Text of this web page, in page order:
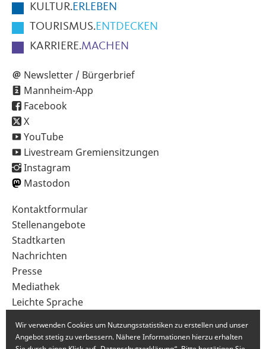
KULTUR.ERLEBEN
TOURISMUS.ENTDECKEN
KARRIERE.MACHEN
Newsletter / Bürgerbrief
Mannheim-App
Facebook
X
YouTube
Livestream Gremiensitzungen
Instagram
Mastodon
Sekundärnavigation
im
Fußbereich
Kontaktformular
Stellenangebote
Stadtkarten
Nachrichten
Presse
Mediathek
Leichte Sprache
Wir verwenden Cookies um Nutzungsstatistiken zu erstellen und unser
Angebot stetig zu verbessern. Nähere Informationen hierzu erhalten